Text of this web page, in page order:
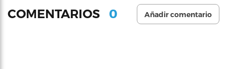
COMENTARIOS 0 Añadir comentario